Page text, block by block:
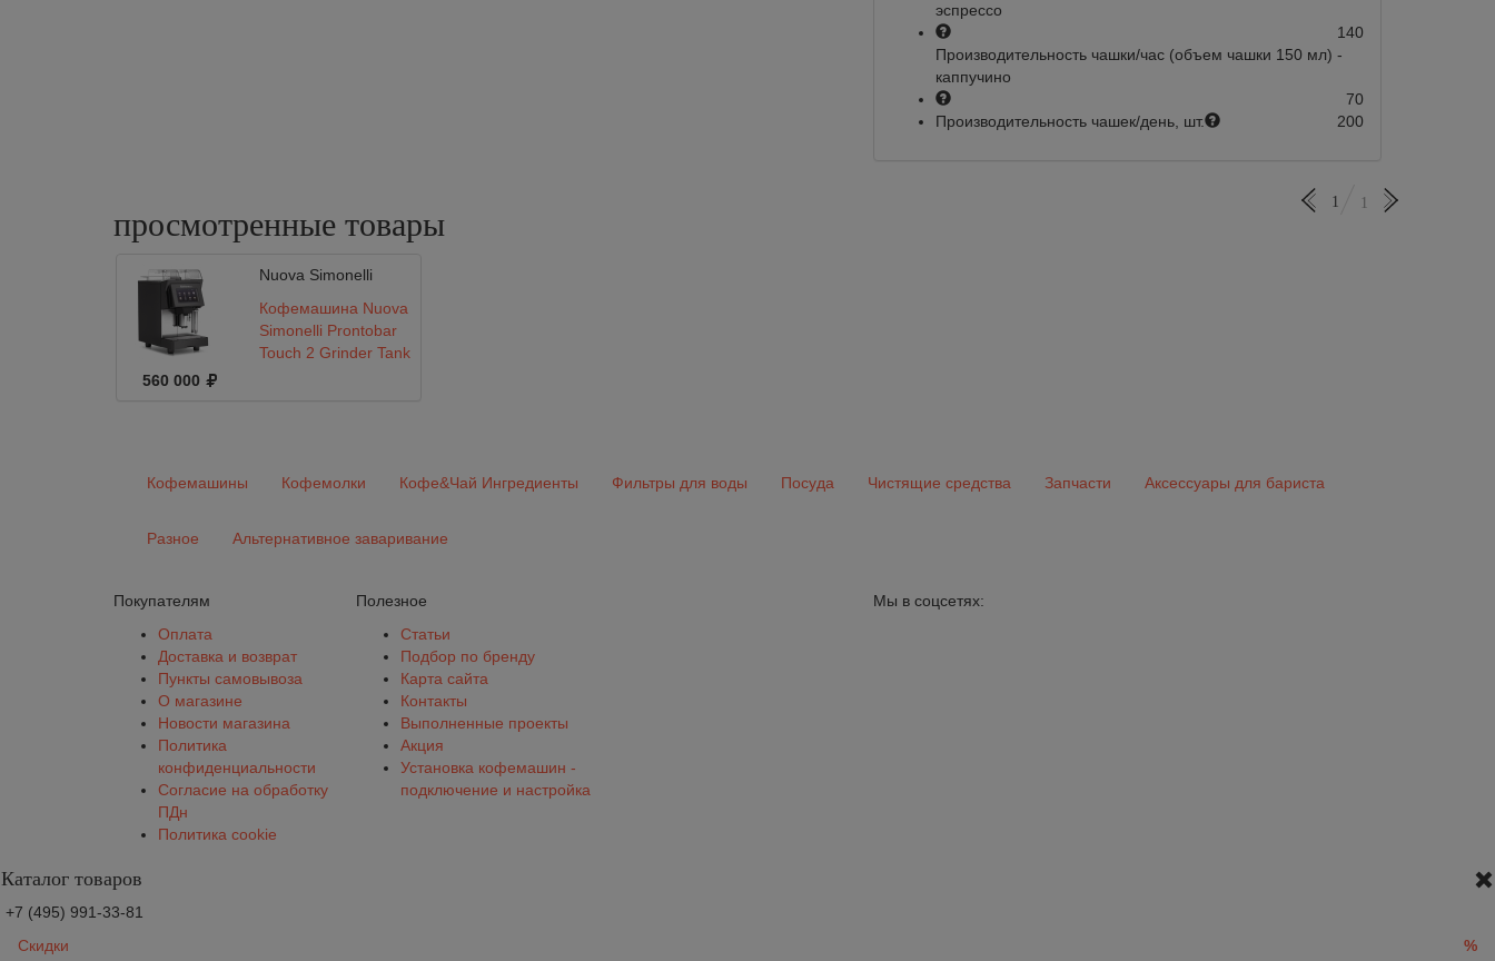
эспрессо
140
Производительность чашки/час (объем чашки 150 мл) -
каппучино
70
Производительность чашек/день, шт.
200
просмотренные товары
1 1
Nuova Simonelli
Кофемашина Nuova
Simonelli Prontobar
Touch 2 Grinder Tank
560 000
Кофемашины Кофемолки Кофе&Чай Ингредиенты Фильтры для воды Посуда Чистящие средства Запчасти Аксессуары для бариста
Разное Альтернативное заваривание
Покупателям
Оплата
Доставка и возврат
Пункты самовывоза
О магазине
Новости магазина
Политика
конфиденциальности
Согласие на обработку
ПДн
Политика cookie
Полезное
Статьи
Подбор по бренду
Карта сайта
Контакты
Выполненные проекты
Акция
Установка кофемашин -
подключение и настройка
Мы в соцсетях:
Каталог товаров
+7 (495) 991-33-81
Скидки
%